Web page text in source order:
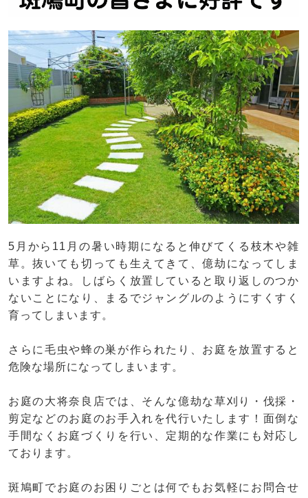
5月から11月の暑い時期になると伸びてくる枝木や雑
草。抜いても切っても生えてきて、億劫になってしま
いますよね。しばらく放置していると取り返しのつか
ないことになり、まるでジャングルのようにすくすく
育ってしまいます。
さらに毛虫や蜂の巣が作られたり、お庭を放置すると
危険な場所になってしまいます。
お庭の大将奈良店では、そんな億劫な草刈り・伐採・
剪定などのお庭のお手入れを代行いたします！面倒な
手間なくお庭づくりを行い、定期的な作業にも対応し
ております。
斑鳩町でお庭のお困りごとは何でもお気軽にお問合せ